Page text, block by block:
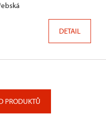
DETAIL
PRODUKTŮ